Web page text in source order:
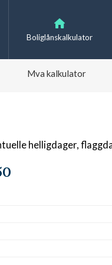
Boliglånskalkulator
Mva kalkulator
helligdager,